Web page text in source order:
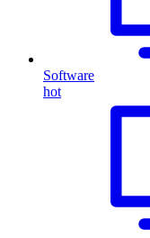
Software
hot